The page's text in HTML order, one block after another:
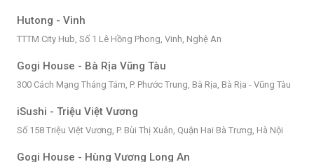
Hutong - Vinh
TTTM City Hub, Số 1 Lê Hồng Phong, Vinh, Nghệ An
Gogi House - Bà Rịa Vũng Tàu
300 Cách Mạng Tháng Tám, P. Phước Trung, Bà Rịa, Bà Rịa - Vũng Tàu
iSushi - Triệu Việt Vương
Số 158 Triệu Việt Vương, P. Bùi Thị Xuân, Quận Hai Bà Trưng, Hà Nội
Gogi House - Hùng Vương Long An